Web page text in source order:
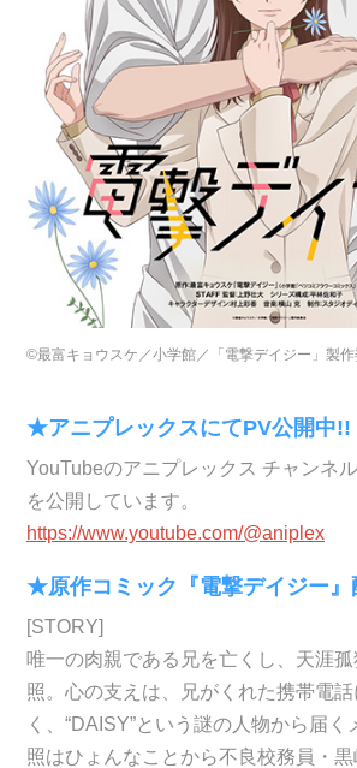
©最富キョウスケ／小学館／「電撃デイジー」製
★アニプレックスにてPV公開中!!
YouTubeのアニプレックス チャンネ
を公開しています。
https://www.youtube.com/@aniplex
★原作コミック『電撃デイジー』
[STORY]
唯一の肉親である兄を亡くし、天涯孤
照。心の支えは、兄がくれた携帯電話
く、“DAISY”という謎の人物から届く
照はひょんなことから不良校務員・